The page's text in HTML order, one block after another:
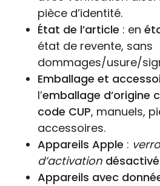
pièce d’identité.
État de l’article : en
état de revente, sans
dommages/usure/
Emballage et
l’emballage d’origine
code CUP, manuels,
accessoires.
Appareils Apple :
d’activation désactivé
Appareils avec